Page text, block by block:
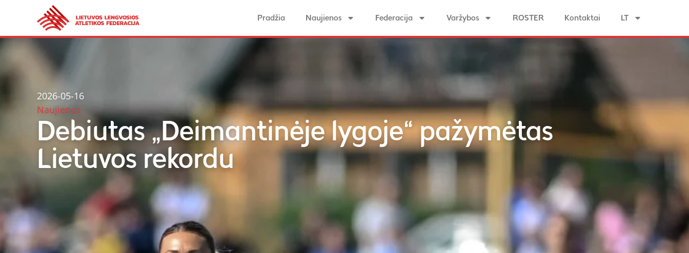
Pradžia Naujienos Federacija Varžybos ROSTER Kontaktai LT
2026-05-16
Naujienos
Debiutas „Deimantinėje lygoje“ pažymėtas
Lietuvos rekordu